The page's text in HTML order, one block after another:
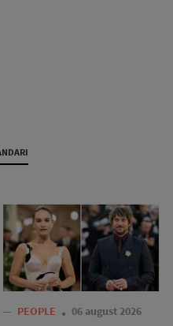
— PEOPLE 06 august 2026